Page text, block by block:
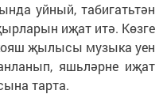
уйный, табигатьтән
иҗат итә. Көзге
җылысы музыка уен
яшьләрне иҗат
тарта.